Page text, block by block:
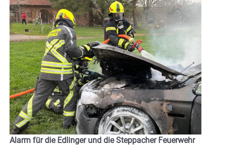
Alarm für die Edlinger und die Steppacher Feuerwehr